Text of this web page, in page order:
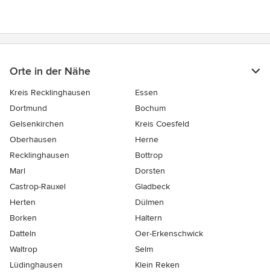
Orte in der Nähe
Kreis Recklinghausen
Essen
Dortmund
Bochum
Gelsenkirchen
Kreis Coesfeld
Oberhausen
Herne
Recklinghausen
Bottrop
Marl
Dorsten
Castrop-Rauxel
Gladbeck
Herten
Dülmen
Borken
Haltern
Datteln
Oer-Erkenschwick
Waltrop
Selm
Lüdinghausen
Klein Reken